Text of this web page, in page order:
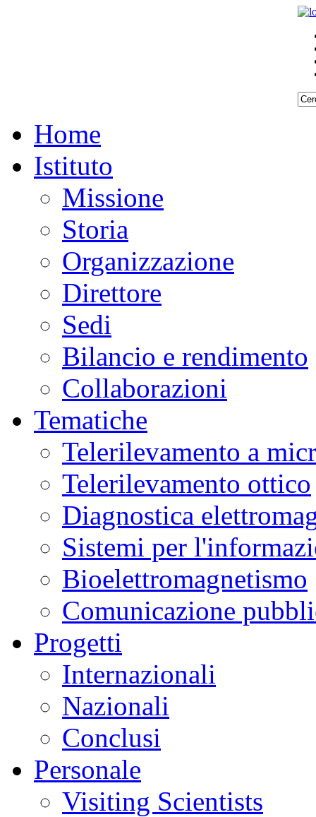
Home
Istituto
Missione
Storia
Organizzazione
Direttore
Sedi
Bilancio e rendimento
Collaborazioni
Tematiche
Telerilevamento a
Telerilevamento ottico
Diagnostica
Sistemi per
Bioelettromagnetismo
Comunicazione
Progetti
Internazionali
Nazionali
Conclusi
Personale
Visiting Scientists